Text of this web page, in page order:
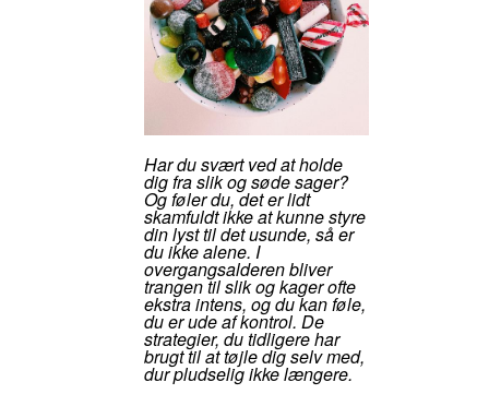
Har du svært ved at holde
dig fra slik og søde sager?
Og føler du, det er lidt
skamfuldt ikke at kunne styre
din lyst til det usunde, så er
du ikke alene. I
overgangsalderen bliver
trangen til slik og kager ofte
ekstra intens, og du kan føle,
du er ude af kontrol. De
strategier, du tidligere har
brugt til at tøjle dig selv med,
dur pludselig ikke længere.